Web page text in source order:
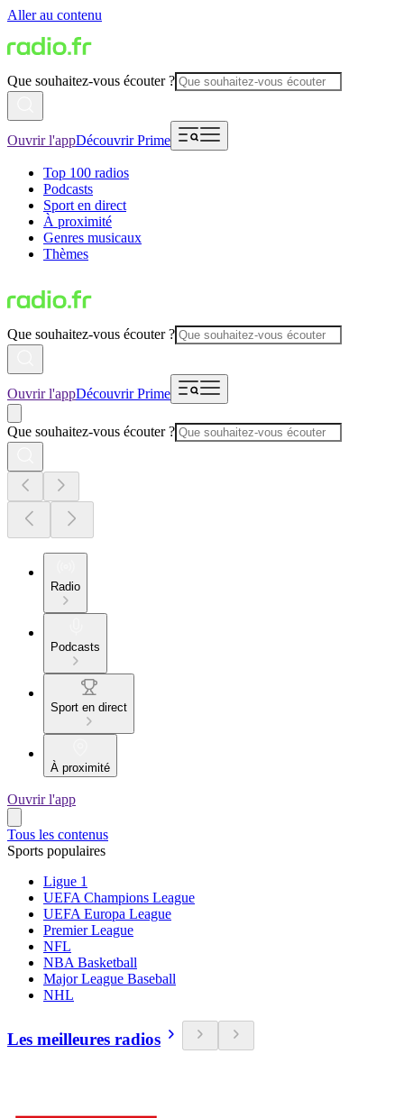
Aller au contenu
Que souhaitez-vous écouter ?
Ouvrir l'appDécouvrir Prime
Top 100 radios
Podcasts
Sport en direct
À proximité
Genres musicaux
Thèmes
Que souhaitez-vous écouter ?
Ouvrir l'appDécouvrir Prime
Que souhaitez-vous écouter ?
Radio
Podcasts
Sport en direct
À proximité
Ouvrir l'app
Tous les contenus
Sports populaires
Ligue 1
UEFA Champions League
UEFA Europa League
Premier League
NFL
NBA Basketball
Major League Baseball
NHL
Les meilleures radios